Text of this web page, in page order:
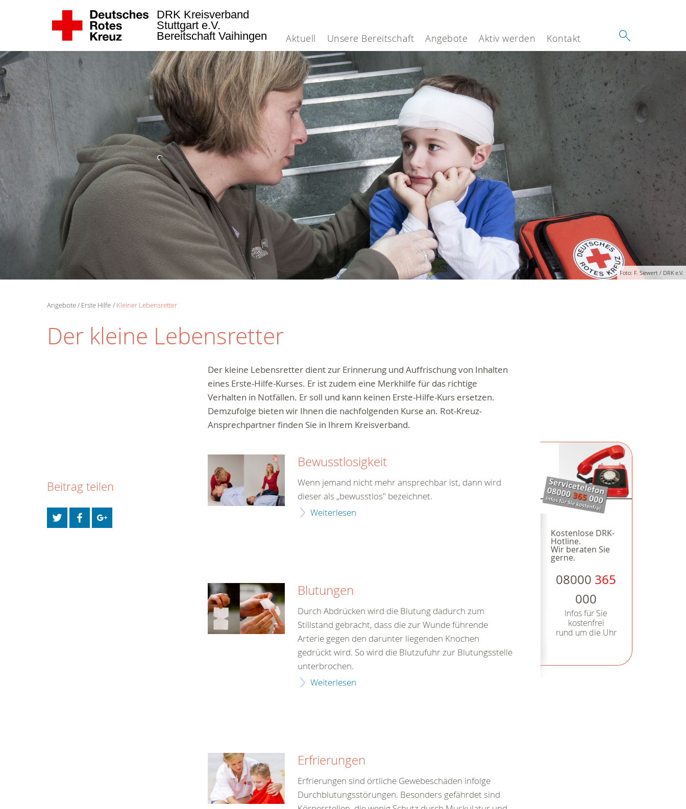
Aktuell Unsere Bereitschaft Angebote Aktiv werden Kontakt
DRK Kreisverband
Stuttgart e.V.
Bereitschaft Vaihingen
Foto: F. Siewert / DRK e.V.
Angebote Erste Hilfe Kleiner Lebensretter
Der kleine Lebensretter
Der kleine Lebensretter dient zur Erinnerung und Auffrischung von Inhalten
eines Erste-Hilfe-Kurses. Er ist zudem eine Merkhilfe für das richtige
Verhalten in Notfällen. Er soll und kann keinen Erste-Hilfe-Kurs ersetzen.
Demzufolge bieten wir Ihnen die nachfolgenden Kurse an. Rot-Kreuz-
Ansprechpartner finden Sie in Ihrem Kreisverband.
Kostenlose DRK-
Hotline.
Wir beraten Sie
gerne.
08000 365
000
Infos für Sie
kostenfrei
rund um die Uhr
Bewusstlosigkeit
Wenn jemand nicht mehr ansprechbar ist, dann wird
dieser als „bewusstlos" bezeichnet.
Weiterlesen
Blutungen
Durch Abdrücken wird die Blutung dadurch zum
Stillstand gebracht, dass die zur Wunde führende
Arterie gegen den darunter liegenden Knochen
gedrückt wird. So wird die Blutzufuhr zur Blutungsstelle
unterbrochen.
Weiterlesen
Erfrierungen
Erfrierungen sind örtliche Gewebeschäden infolge
Durchblutungsstörungen. Besonders gefährdet sind
Beitrag teilen